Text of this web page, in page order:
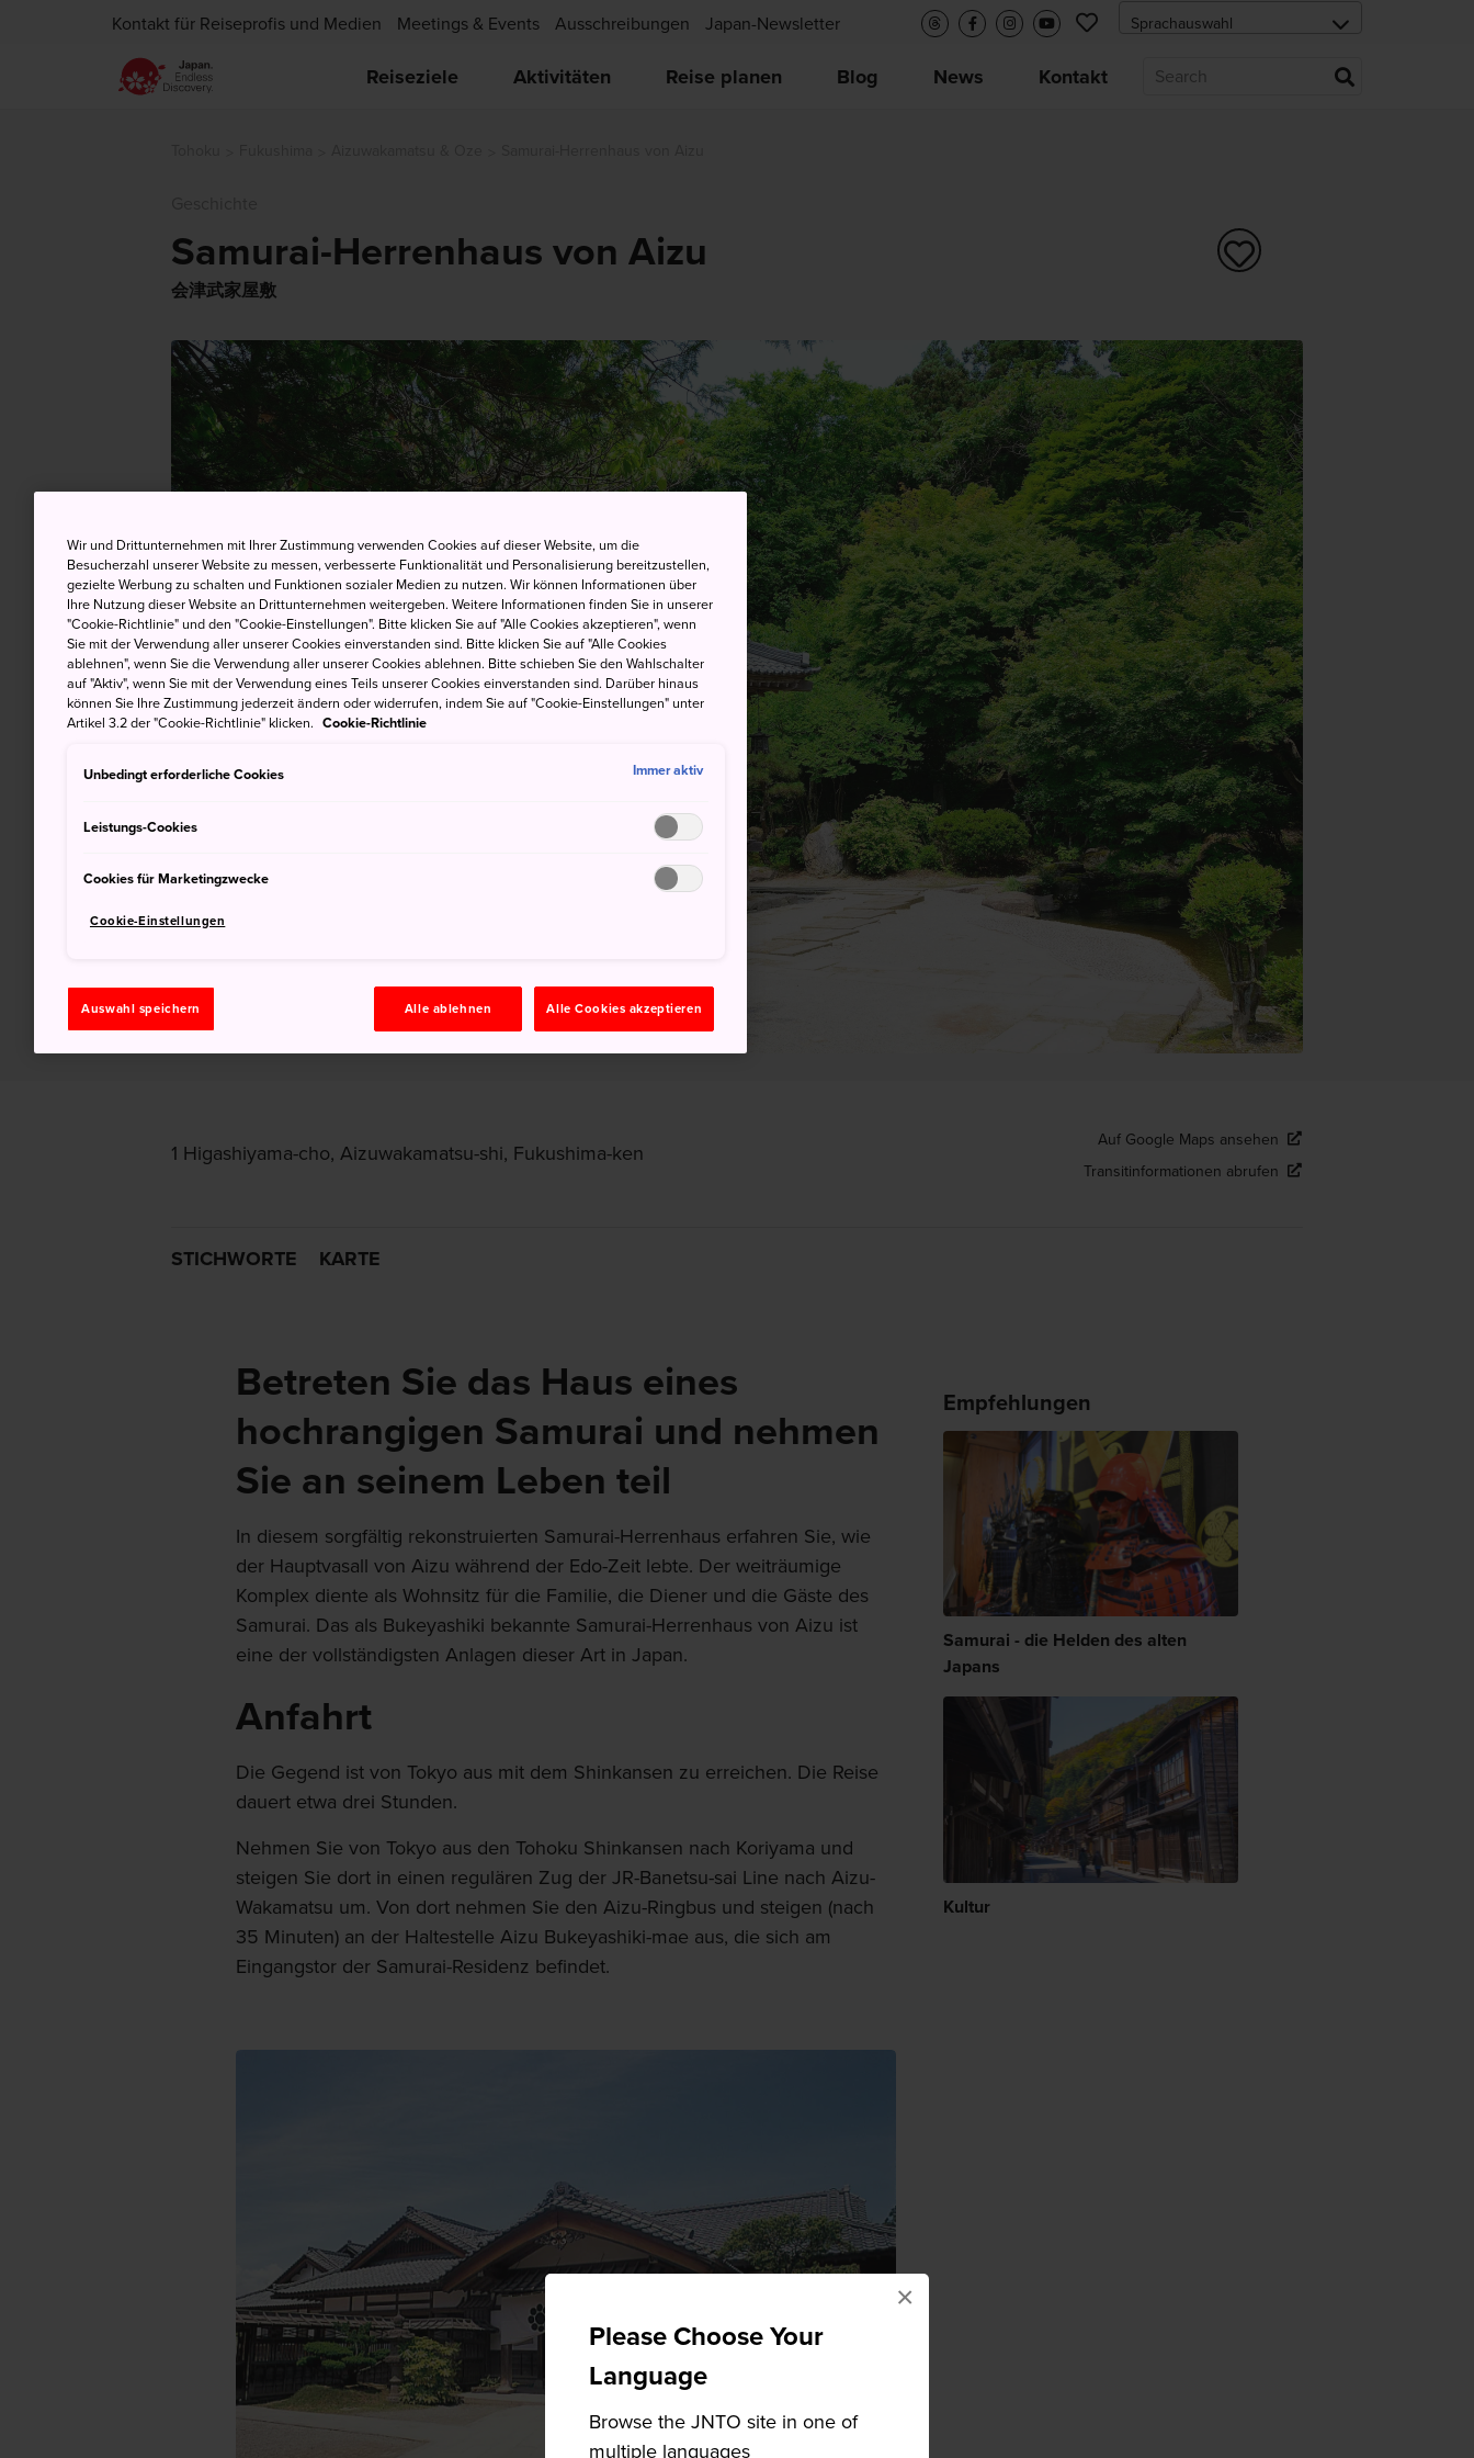
Please Choose Your
Language
Browse the JNTO site in one of
multiple languages
×
Kontakt für Reiseprofis und Medien Meetings & Events Ausschreibungen Japan-Newsletter
Reiseziele Aktivitäten Reise planen Blog News Kontakt
Samurai-Herrenhaus von Aizu
会津武家屋敷
1 Higashiyama-cho, Aizuwakamatsu-shi, Fukushima-ken
Auf Google Maps ansehen
Transitinformationen abrufen
STICHWORTE KARTE
Betreten Sie das Haus eines
hochrangigen Samurai und nehmen
Sie an seinem Leben teil
In diesem sorgfältig rekonstruierten Samurai-Herrenhaus erfahren Sie, wie
der Hauptvasall von Aizu während der Edo-Zeit lebte. Der weiträumige
Komplex diente als Wohnsitz für die Familie, die Diener und die Gäste des
Samurai. Das als Bukeyashiki bekannte Samurai-Herrenhaus von Aizu ist
eine der vollständigsten Anlagen dieser Art in Japan.
Anfahrt
Die Gegend ist von Tokyo aus mit dem Shinkansen zu erreichen. Die Reise
dauert etwa drei Stunden.
Nehmen Sie von Tokyo aus den Tohoku Shinkansen nach Koriyama und
steigen Sie dort in einen regulären Zug der JR-Banetsu-sai Line nach Aizu-
Wakamatsu um. Von dort nehmen Sie den Aizu-Ringbus und steigen (nach
35 Minuten) an der Haltestelle Aizu Bukeyashiki-mae aus, die sich am
Eingangstor der Samurai-Residenz befindet.
Empfehlungen
Samurai - die Helden des alten
Japans
Kultur
Wir und Drittunternehmen mit Ihrer Zustimmung verwenden Cookies auf dieser Website, um die
Besucherzahl unserer Website zu messen, verbesserte Funktionalität und Personalisierung bereitzustellen,
gezielte Werbung zu schalten und Funktionen sozialer Medien zu nutzen. Wir können Informationen über
Ihre Nutzung dieser Website an Drittunternehmen weitergeben. Weitere Informationen finden Sie in unserer
"Cookie-Richtlinie" und den "Cookie-Einstellungen". Bitte klicken Sie auf "Alle Cookies akzeptieren", wenn
Sie mit der Verwendung aller unserer Cookies einverstanden sind. Bitte klicken Sie auf "Alle Cookies
ablehnen", wenn Sie die Verwendung aller unserer Cookies ablehnen. Bitte schieben Sie den Wahlschalter
auf "Aktiv", wenn Sie mit der Verwendung eines Teils unserer Cookies einverstanden sind. Darüber hinaus
können Sie Ihre Zustimmung jederzeit ändern oder widerrufen, indem Sie auf "Cookie-Einstellungen" unter
Artikel 3.2 der "Cookie-Richtlinie" klicken. Cookie-Richtlinie
Unbedingt erforderliche Cookies Immer aktiv
Leistungs-Cookies
Cookies für Marketingzwecke
Cookie-Einstellungen
Auswahl speichern Alle ablehnen Alle Cookies akzeptieren